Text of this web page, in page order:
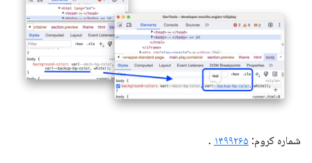
شماره کروم: ۱۴۹۹۲۶۵ .